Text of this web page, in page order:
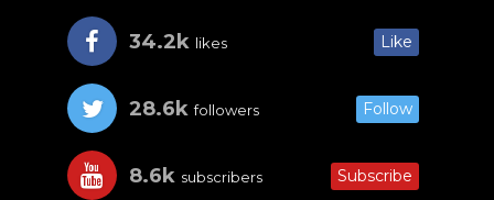
34.2k likes Like
28.6k followers Follow
8.6k subscribers Subscribe